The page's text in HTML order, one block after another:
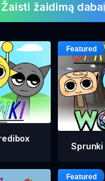
Žaisti žaidimą
Sprunki